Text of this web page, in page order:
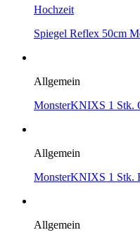
Hochzeit
Spiegel Reflex 50cm
Allgemein
MonsterKNIXS 1 Stk.
Allgemein
MonsterKNIXS 1 Stk.
Allgemein